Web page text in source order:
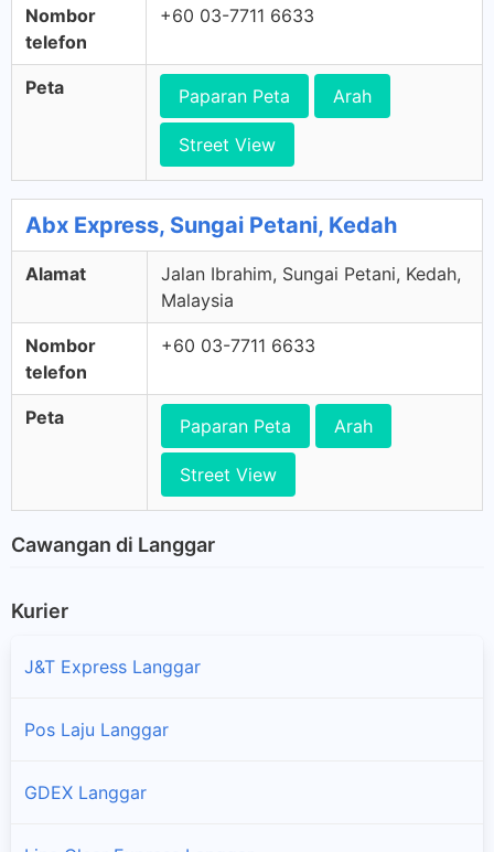
Nombor
telefon
+60 03-7711 6633
Peta Paparan Peta Arah
Street View
Abx Express, Sungai Petani, Kedah
Alamat
Jalan Ibrahim, Sungai Petani, Kedah,
Malaysia
Nombor
telefon
+60 03-7711 6633
Peta Paparan Peta Arah
Street View
Cawangan di Langgar
Kurier
J&T Express Langgar
Pos Laju Langgar
GDEX Langgar